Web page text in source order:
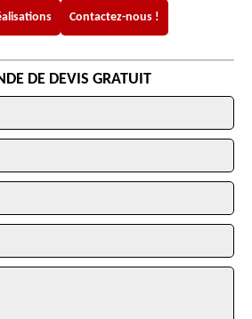
Contactez-nous !
DE DEVIS GRATUIT